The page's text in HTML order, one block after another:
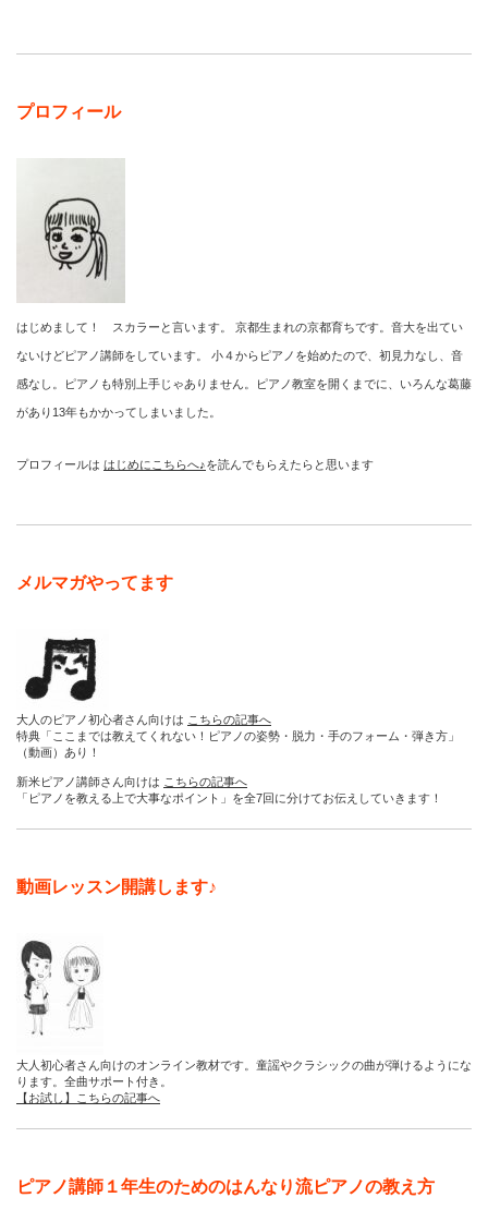
プロフィール
はじめまして！ スカラーと言います。 京都生まれの京都育ちです。音大を出てい
ないけどピアノ講師をしています。 小４からピアノを始めたので、初見力なし、音
感なし。ピアノも特別上手じゃありません。ピアノ教室を開くまでに、いろんな葛藤
があり13年もかかってしまいました。
プロフィールは はじめにこちらへ♪を読んでもらえたらと思います
メルマガやってます
大人のピアノ初心者さん向けは こちらの記事へ
特典「ここまでは教えてくれない！ピアノの姿勢・脱力・手のフォーム・弾き方」
（動画）あり！
新米ピアノ講師さん向けは こちらの記事へ
「ピアノを教える上で大事なポイント」を全7回に分けてお伝えしていきます！
動画レッスン開講します♪
大人初心者さん向けのオンライン教材です。童謡やクラシックの曲が弾けるようにな
ります。全曲サポート付き。
【お試し】こちらの記事へ
ピアノ講師１年生のためのはんなり流ピアノの教え方